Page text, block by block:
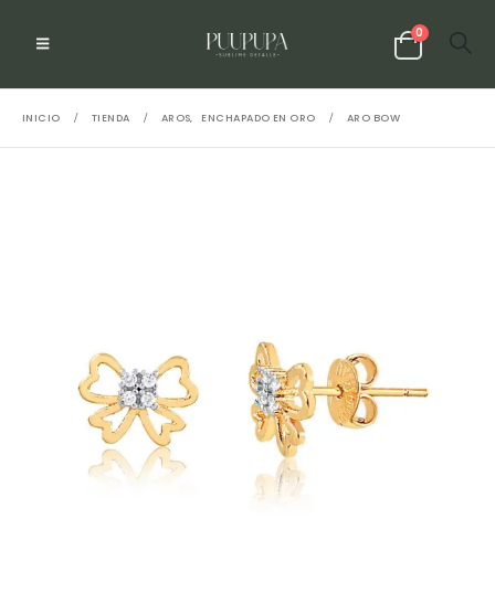
0
INICIO TIENDA AROS, ENCHAPADO EN ORO ARO BOW